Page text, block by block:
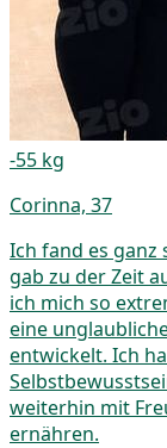
-55 kg
Corinna, 37
Ich fand es ganz
gab zu der Zeit
ich mich so
eine
entwickelt. Ich
weiterhin mit
ernähren.